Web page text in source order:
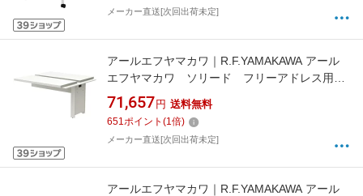
メーカー直送[次回出荷未定]
アールエフヤマカワ｜R.F.YAMAKAWA アール
エフヤマカワ ソリード フリーアドレス用デ
スク2 増連 W1200×D1200 ホワイト×ホワ
イト脚 RFTFT21212ADWHWL 【メーカー直
送・時間指定・返品不可】
71,657 円 送料無料
651ポイント (1倍)
メーカー直送[次回出荷未定]
アールエフヤマカワ｜R.F.YAMAKAWA アール